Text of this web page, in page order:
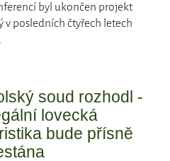
byl ukončen projekt
v posledních čtyřech letech
soud rozhodl -
lovecká
bude přísně